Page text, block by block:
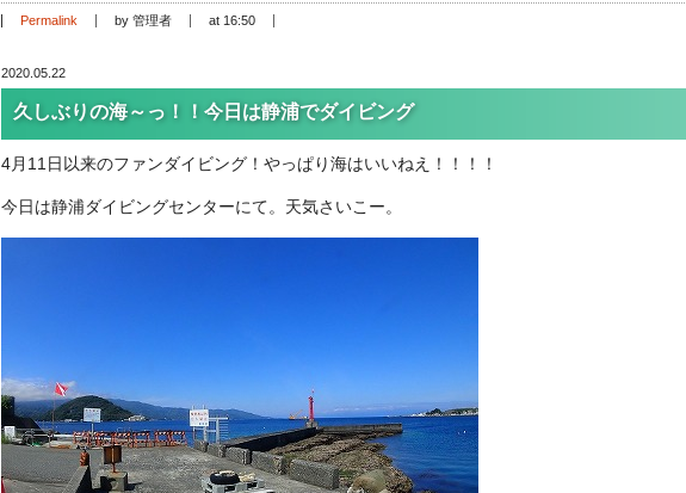
Permalink by 管理者 at 16:50
2020.05.22
久しぶりの海～っ！！今日は静浦でダイビング
4月11日以来のファンダイビング！やっぱり海はいいねえ！！！！
今日は静浦ダイビングセンターにて。天気さいこー。